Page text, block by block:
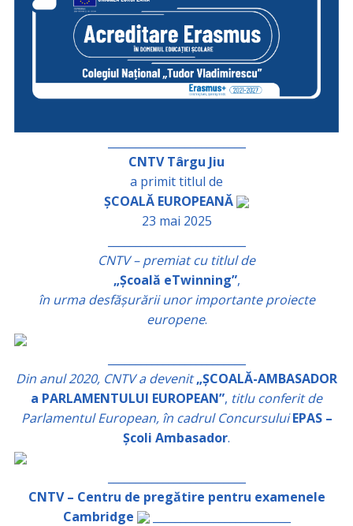
CNTV Târgu Jiu
a primit titlul de
ȘCOALĂ EUROPEANĂ
23 mai 2025
CNTV – premiat cu titlul de
„Școală eTwinning”,
în urma desfășurării unor importante proiecte
europene.
Din anul 2020, CNTV a devenit „ȘCOALĂ-AMBASADOR
a PARLAMENTULUI EUROPEAN”, titlu conferit de
Parlamentul European, în cadrul Concursului EPAS –
Școli Ambasador.
CNTV – Centru de pregătire pentru examenele
Cambridge
_________________________